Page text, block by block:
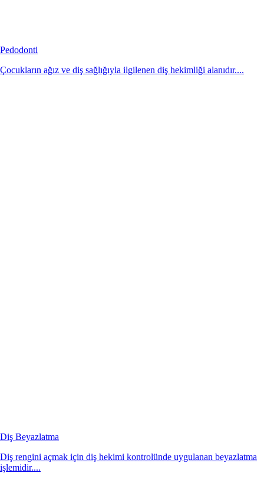
Pedodonti
Çocukların ağız ve diş sağlığıyla ilgilenen diş hekimliği alanıdır....
Diş Beyazlatma
Diş rengini açmak için diş hekimi kontrolünde uygulanan beyazlatma
işlemidir....